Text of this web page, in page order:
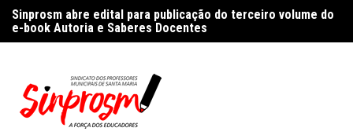
para
o
Sinprosm abre edital para publicação do terceiro volume do
e-book Autoria e Saberes Docentes